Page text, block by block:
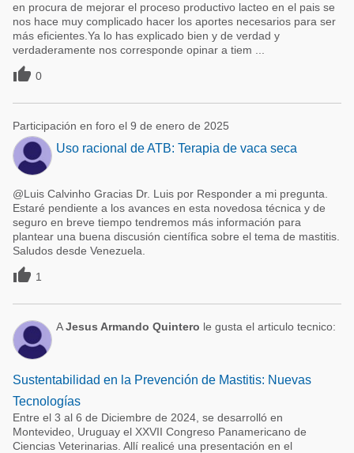
en procura de mejorar el proceso productivo lacteo en el pais se
nos hace muy complicado hacer los aportes necesarios para ser
más eficientes.Ya lo has explicado bien y de verdad y
verdaderamente nos corresponde opinar a tiem ...
 0
Participación en foro el 9 de enero de 2025
Uso racional de ATB: Terapia de vaca seca
@Luis Calvinho Gracias Dr. Luis por Responder a mi pregunta.
Estaré pendiente a los avances en esta novedosa técnica y de
seguro en breve tiempo tendremos más información para
plantear una buena discusión científica sobre el tema de mastitis.
Saludos desde Venezuela.
 1
AJesus Armando Quintero le gusta el articulo tecnico:
Sustentabilidad en la Prevención de Mastitis: Nuevas
Tecnologías
Entre el 3 al 6 de Diciembre de 2024, se desarrolló en
Montevideo, Uruguay el XXVII Congreso Panamericano de
Ciencias Veterinarias. Allí realicé una presentación en el